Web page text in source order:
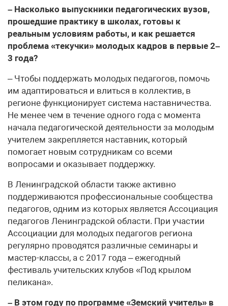
– Насколько выпускники педагогических вузов,
прошедшие практику в школах, готовы к
реальным условиям работы, и как решается
проблема «текучки» молодых кадров в первые 2–
3 года?
– Чтобы поддержать молодых педагогов, помочь
им адаптироваться и влиться в коллектив, в
регионе функционирует система наставничества.
Не менее чем в течение одного года с момента
начала педагогической деятельности за молодым
учителем закрепляется наставник, который
помогает новым сотрудникам со всеми
вопросами и оказывает поддержку.
В Ленинградской области также активно
поддерживаются профессиональные сообщества
педагогов, одним из которых является Ассоциация
педагогов Ленинградской области. При участии
Ассоциации для молодых педагогов региона
регулярно проводятся различные семинары и
мастер-классы, а с 2017 года – ежегодный
фестиваль учительских клубов «Под крылом
пеликана».
– В этом году по программе «Земский учитель» в